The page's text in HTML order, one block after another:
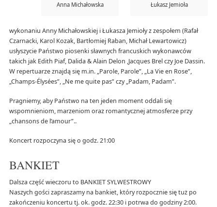
Łukasz Jemioła
Anna Michałowska
wykonaniu Anny Michałowskiej i Łukasza Jemioły z zespołem (Rafał
Czarnacki, Karol Kozak, Bartłomiej Raban, Michał Lewartowicz)
usłyszycie Państwo piosenki sławnych francuskich wykonawców
takich jak Edith Piaf, Dalida & Alain Delon ,Jacques Brel czy Joe Dassin.
W repertuarze znajdą się m.in. „Parole, Parole”, „La Vie en Rose”,
„Champs-Élysées”, „Ne me quite pas” czy „Padam, Padam”.
Pragniemy, aby Państwo na ten jeden moment oddali się
wspomnieniom, marzeniom oraz romantycznej atmosferze przy
„chansons de l’amour”..
Koncert rozpoczyna się o godz. 21:00
BANKIET
Dalsza część wieczoru to BANKIET SYLWESTROWY
Naszych gości zapraszamy na bankiet, który rozpocznie się tuż po
zakończeniu koncertu tj. ok. godz. 22:30 i potrwa do godziny 2:00.